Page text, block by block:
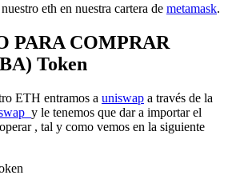
eth en nuestra cartera de metamask.
PARA COMPRAR
Token
ETH entramos a uniswap a través de la
y le tenemos que dar a importar el
, tal y como vemos en la siguiente